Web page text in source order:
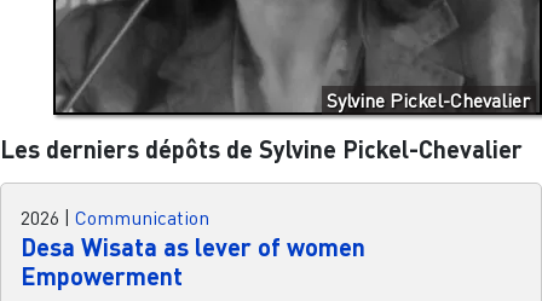
Sylvine Pickel-Chevalier
Les derniers dépôts de Sylvine Pickel-Chevalier
2026 Communication
Desa Wisata as lever of women
Empowerment